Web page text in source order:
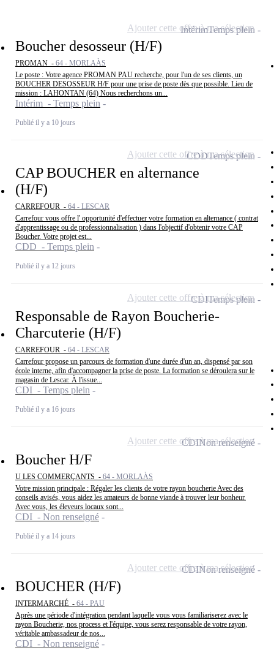
Boucher desosseur (H/F)
PROMAN - 64 - MORLAÀS
Le poste : Votre agence PROMAN PAU recherche, pour l'un de ses clients, un
BOUCHER DESOSSEUR H/F pour une prise de poste dès que possible. Lieu de
mission : LAHONTAN (64) Nous recherchons un...
Intérim - Temps plein
Publié il y a 10 jours
IntérimTemps plein
Ajouter cette offre à ma sélection
CAP BOUCHER en alternance
(H/F)
CARREFOUR - 64 - LESCAR
Carrefour vous offre l' opportunité d'effectuer votre formation en alternance ( contrat
d'apprentissage ou de professionnalisation ) dans l'objectif d'obtenir votre CAP
Boucher. Votre projet est...
CDD - Temps plein
Publié il y a 12 jours
CDDTemps plein
Ajouter cette offre à ma sélection
Responsable de Rayon Boucherie-
Charcuterie (H/F)
CARREFOUR - 64 - LESCAR
Carrefour propose un parcours de formation d'une durée d'un an, dispensé par son
école interne, afin d'accompagner la prise de poste. La formation se déroulera sur le
magasin de Lescar. À l'issue...
CDI - Temps plein
Publié il y a 16 jours
CDITemps plein
Ajouter cette offre à ma sélection
Boucher H/F
U LES COMMERÇANTS - 64 - MORLAÀS
Votre mission principale : Régaler les clients de votre rayon boucherie Avec des
conseils avisés, vous aidez les amateurs de bonne viande à trouver leur bonheur.
Avec vous, les éleveurs locaux sont...
CDI - Non renseigné
Publié il y a 14 jours
CDINon renseigné
Ajouter cette offre à ma sélection
BOUCHER (H/F)
INTERMARCHÉ - 64 - PAU
Après une période d'intégration pendant laquelle vous vous familiariserez avec le
rayon Boucherie, nos process et l'équipe, vous serez responsable de votre rayon,
véritable ambassadeur de nos...
CDI - Non renseigné
CDINon renseigné
Ajouter cette offre à ma sélection